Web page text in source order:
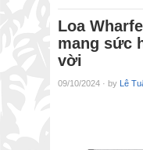
Loa
mang sức
vời
09/10/2024 · by Lê